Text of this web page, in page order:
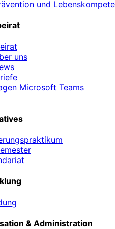
und
uns
Microsoft Teams
& Administration